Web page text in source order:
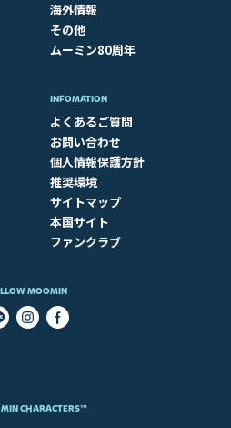
海外情報
その他
ムーミン80周年
INFOMATION
よくあるご質問
お問い合わせ
個人情報保護方針
推奨環境
サイトマップ
本国サイト
ファンクラブ
MOOMIN
CHARACTERS™​